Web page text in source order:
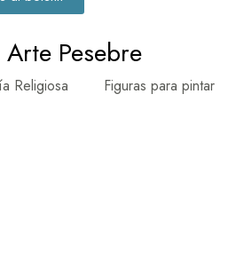
Pesebre
Religiosa Figuras para pintar